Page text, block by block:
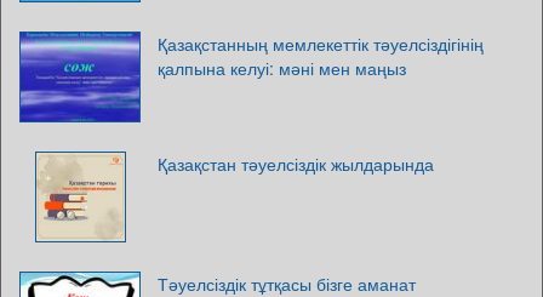
Қазақстанның мемлекеттік тәуелсіздігінің
қалпына келуі: мәні мен маңыз
Қазақстан тәуелсіздік жылдарында
Тәуелсіздік тұтқасы бізге аманат